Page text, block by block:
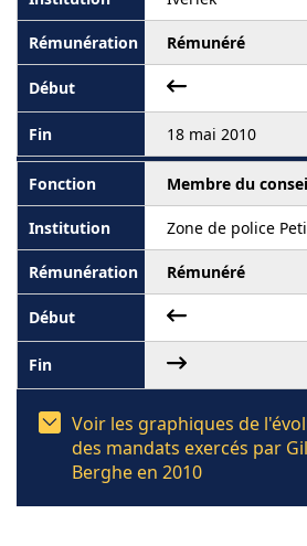
Rémunéré
18 mai 2010
Membre du
Zone de police
Rémunéré
Voir les graphiques de
des mandats exercés par
Berghe en 2010